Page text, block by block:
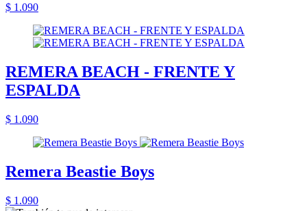
$ 1.090
REMERA BEACH - FRENTE Y
ESPALDA
$ 1.090
Remera Beastie Boys
$ 1.090